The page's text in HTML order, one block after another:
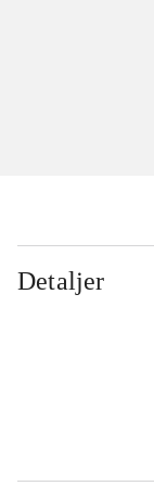
Detaljer